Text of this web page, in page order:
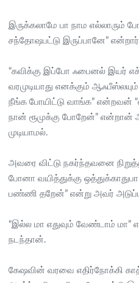
இருக்கலாமே பா நாம எல்லாரும்
சந்தோஷபட்டு இருப்பானே”
“கவிக்கு இப்போ ஃபைனல் இயர்
வரமுடியாது எனக்கும்
நீங்க போயிட்டு வாங்க” என்றவன்
நான் ரூமுக்கு போறேன்”
முடியாமல்.
அவரை விட்டு நகர்ந்தவனை
போனா வயித்துக்கு
பண்ணி தறேன்” என்று அவர்
“இல்ல மா எதுவும் வேண்டாம் மா”
நடந்தான்.
கேஷவின் வரவை எதிர்நோக்கி